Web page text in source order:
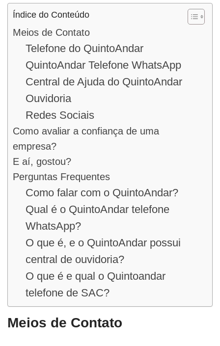
Índice do Conteúdo
Meios de Contato
Telefone do QuintoAndar
QuintoAndar Telefone WhatsApp
Central de Ajuda do QuintoAndar
Ouvidoria
Redes Sociais
Como avaliar a confiança de uma
empresa?
E aí, gostou?
Perguntas Frequentes
Como falar com o QuintoAndar?
Qual é o QuintoAndar telefone
WhatsApp?
O que é, e o QuintoAndar possui
central de ouvidoria?
O que é e qual o Quintoandar
telefone de SAC?
Meios de Contato